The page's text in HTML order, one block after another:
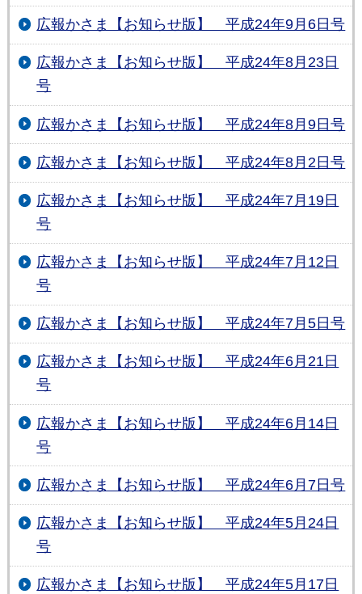
広報かさま【お知らせ版】 平成24年9月6日号
広報かさま【お知らせ版】 平成24年8月23日
号
広報かさま【お知らせ版】 平成24年8月9日号
広報かさま【お知らせ版】 平成24年8月2日号
広報かさま【お知らせ版】 平成24年7月19日
号
広報かさま【お知らせ版】 平成24年7月12日
号
広報かさま【お知らせ版】 平成24年7月5日号
広報かさま【お知らせ版】 平成24年6月21日
号
広報かさま【お知らせ版】 平成24年6月14日
号
広報かさま【お知らせ版】 平成24年6月7日号
広報かさま【お知らせ版】 平成24年5月24日
号
広報かさま【お知らせ版】 平成24年5月17日